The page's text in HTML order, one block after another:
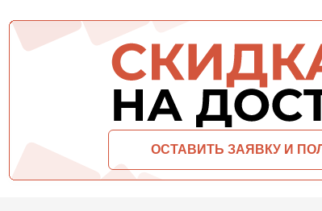
Утеплитель Юматекс Термо
ПЕРЕЙТИ
Утеплитель Неман